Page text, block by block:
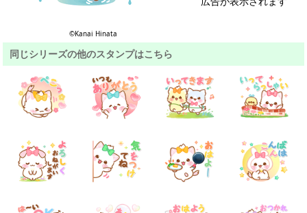
©Kanai Hinata
同じシリーズの他のスタンプはこちら